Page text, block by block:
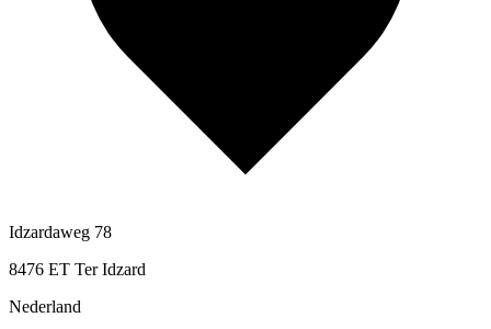
Idzardaweg 78
8476 ET Ter Idzard
Nederland